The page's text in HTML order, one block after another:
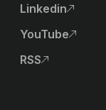
Linkedin
, apre sito
YouTube
, apre sito
RSS
, apre sito